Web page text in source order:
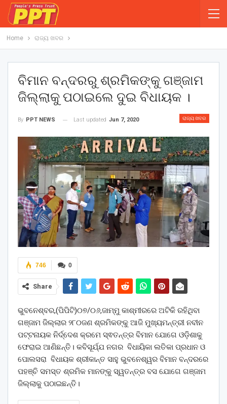
Home ରାଜ୍ୟ ଖବର
ବିମାନ ବନ୍ଦରରୁ ଶ୍ରମିକଙ୍କୁ ଗଞ୍ଜାମ
ଜିଲ୍ଲାକୁ ପଠାଇଲେ ଦୁଇ ବିଧାୟକ ।
ରାଜ୍ୟ ଖବର
By PPT NEWS Last updated Jun 7, 2020
0
746
Share
ଭୁବନେଶ୍ବର,(ପିପିଟି)୦୭/୦୬,ଜାମ୍ମୁ କାଶ୍ମୀରରେ ଅଟିକି ରହିଥିବା
ଗଞ୍ଜାମ ଜିଲ୍ଲାର ୨୮୦ଜଣ ଶ୍ରମିକଙ୍କୁ ଆଜି ମୁଖ୍ୟମନ୍ତ୍ରୀ ନବୀନ
ପଟ୍ଟନାୟକ ନିର୍ଦ୍ଦେଶ କ୍ରମେ ସ୍ଵତନ୍ତ୍ର ବିମାନ ଯୋଗେ ଓଡ଼ିଶାକୁ
ଫେରାଇ ଆଣିଛନ୍ତି। କବିସୂର୍ଯ୍ଯ ନଗର ବିଧାୟିକା ଲତିକା ପ୍ରଧାନ ଓ
ପୋଲସରା ବିଧାୟକ ଶ୍ରୀକାନ୍ତ ସାହୁ ଭୁବନେଶ୍ୱର ବିମାନ ବନ୍ଦରରେ
ପହଞ୍ଚି ସମସ୍ତ ଶ୍ରମିକ ମାନଙ୍କୁ ସ୍ୱତନ୍ତ୍ର ବସ ଯୋଗେ ଗଞ୍ଜାମ
ଜିଲ୍ଲାକୁ ପଠାଇଛନ୍ତି।